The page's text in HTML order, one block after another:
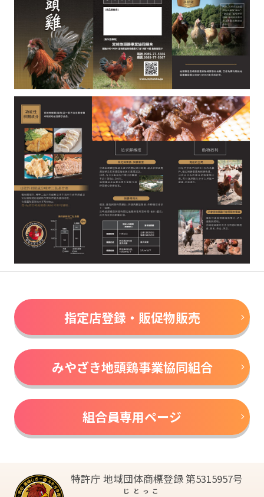
指定店登録・販促物販売
みやざき地頭鶏事業協同組合
組合員専用ページ
特許庁 地域団体商標登録 第5315957号
じとっこ